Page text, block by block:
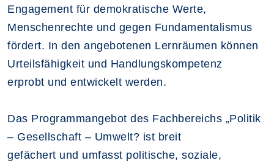
Engagement für demokratische Werte,
Menschenrechte und gegen Fundamentalismus
fördert. In den angebotenen Lernräumen können
Urteilsfähigkeit und Handlungskompetenz
erprobt und entwickelt werden.
Das Programmangebot des Fachbereichs „Politik
– Gesellschaft – Umwelt? ist breit
gefächert und umfasst politische, soziale,